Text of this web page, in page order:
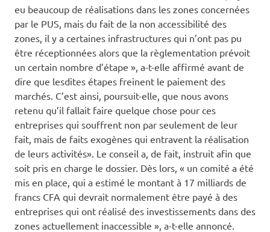
eu beaucoup de réalisations dans les zones concernées
par le PUS, mais du fait de la non accessibilité des
zones, il y a certaines infrastructures qui n’ont pas pu
être réceptionnées alors que la règlementation prévoit
un certain nombre d’étape », a-t-elle affirmé avant de
dire que lesdites étapes freinent le paiement des
marchés. C’est ainsi, poursuit-elle, que nous avons
retenu qu’il fallait faire quelque chose pour ces
entreprises qui souffrent non par seulement de leur
fait, mais de faits exogènes qui entravent la réalisation
de leurs activités». Le conseil a, de fait, instruit afin que
soit pris en charge le dossier. Dès lors, « un comité a été
mis en place, qui a estimé le montant à 17 milliards de
francs CFA qui devrait normalement être payé à des
entreprises qui ont réalisé des investissements dans des
zones actuellement inaccessible », a-t-elle annoncé.